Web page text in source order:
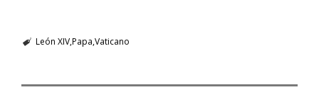
León XIVPapa Vaticano